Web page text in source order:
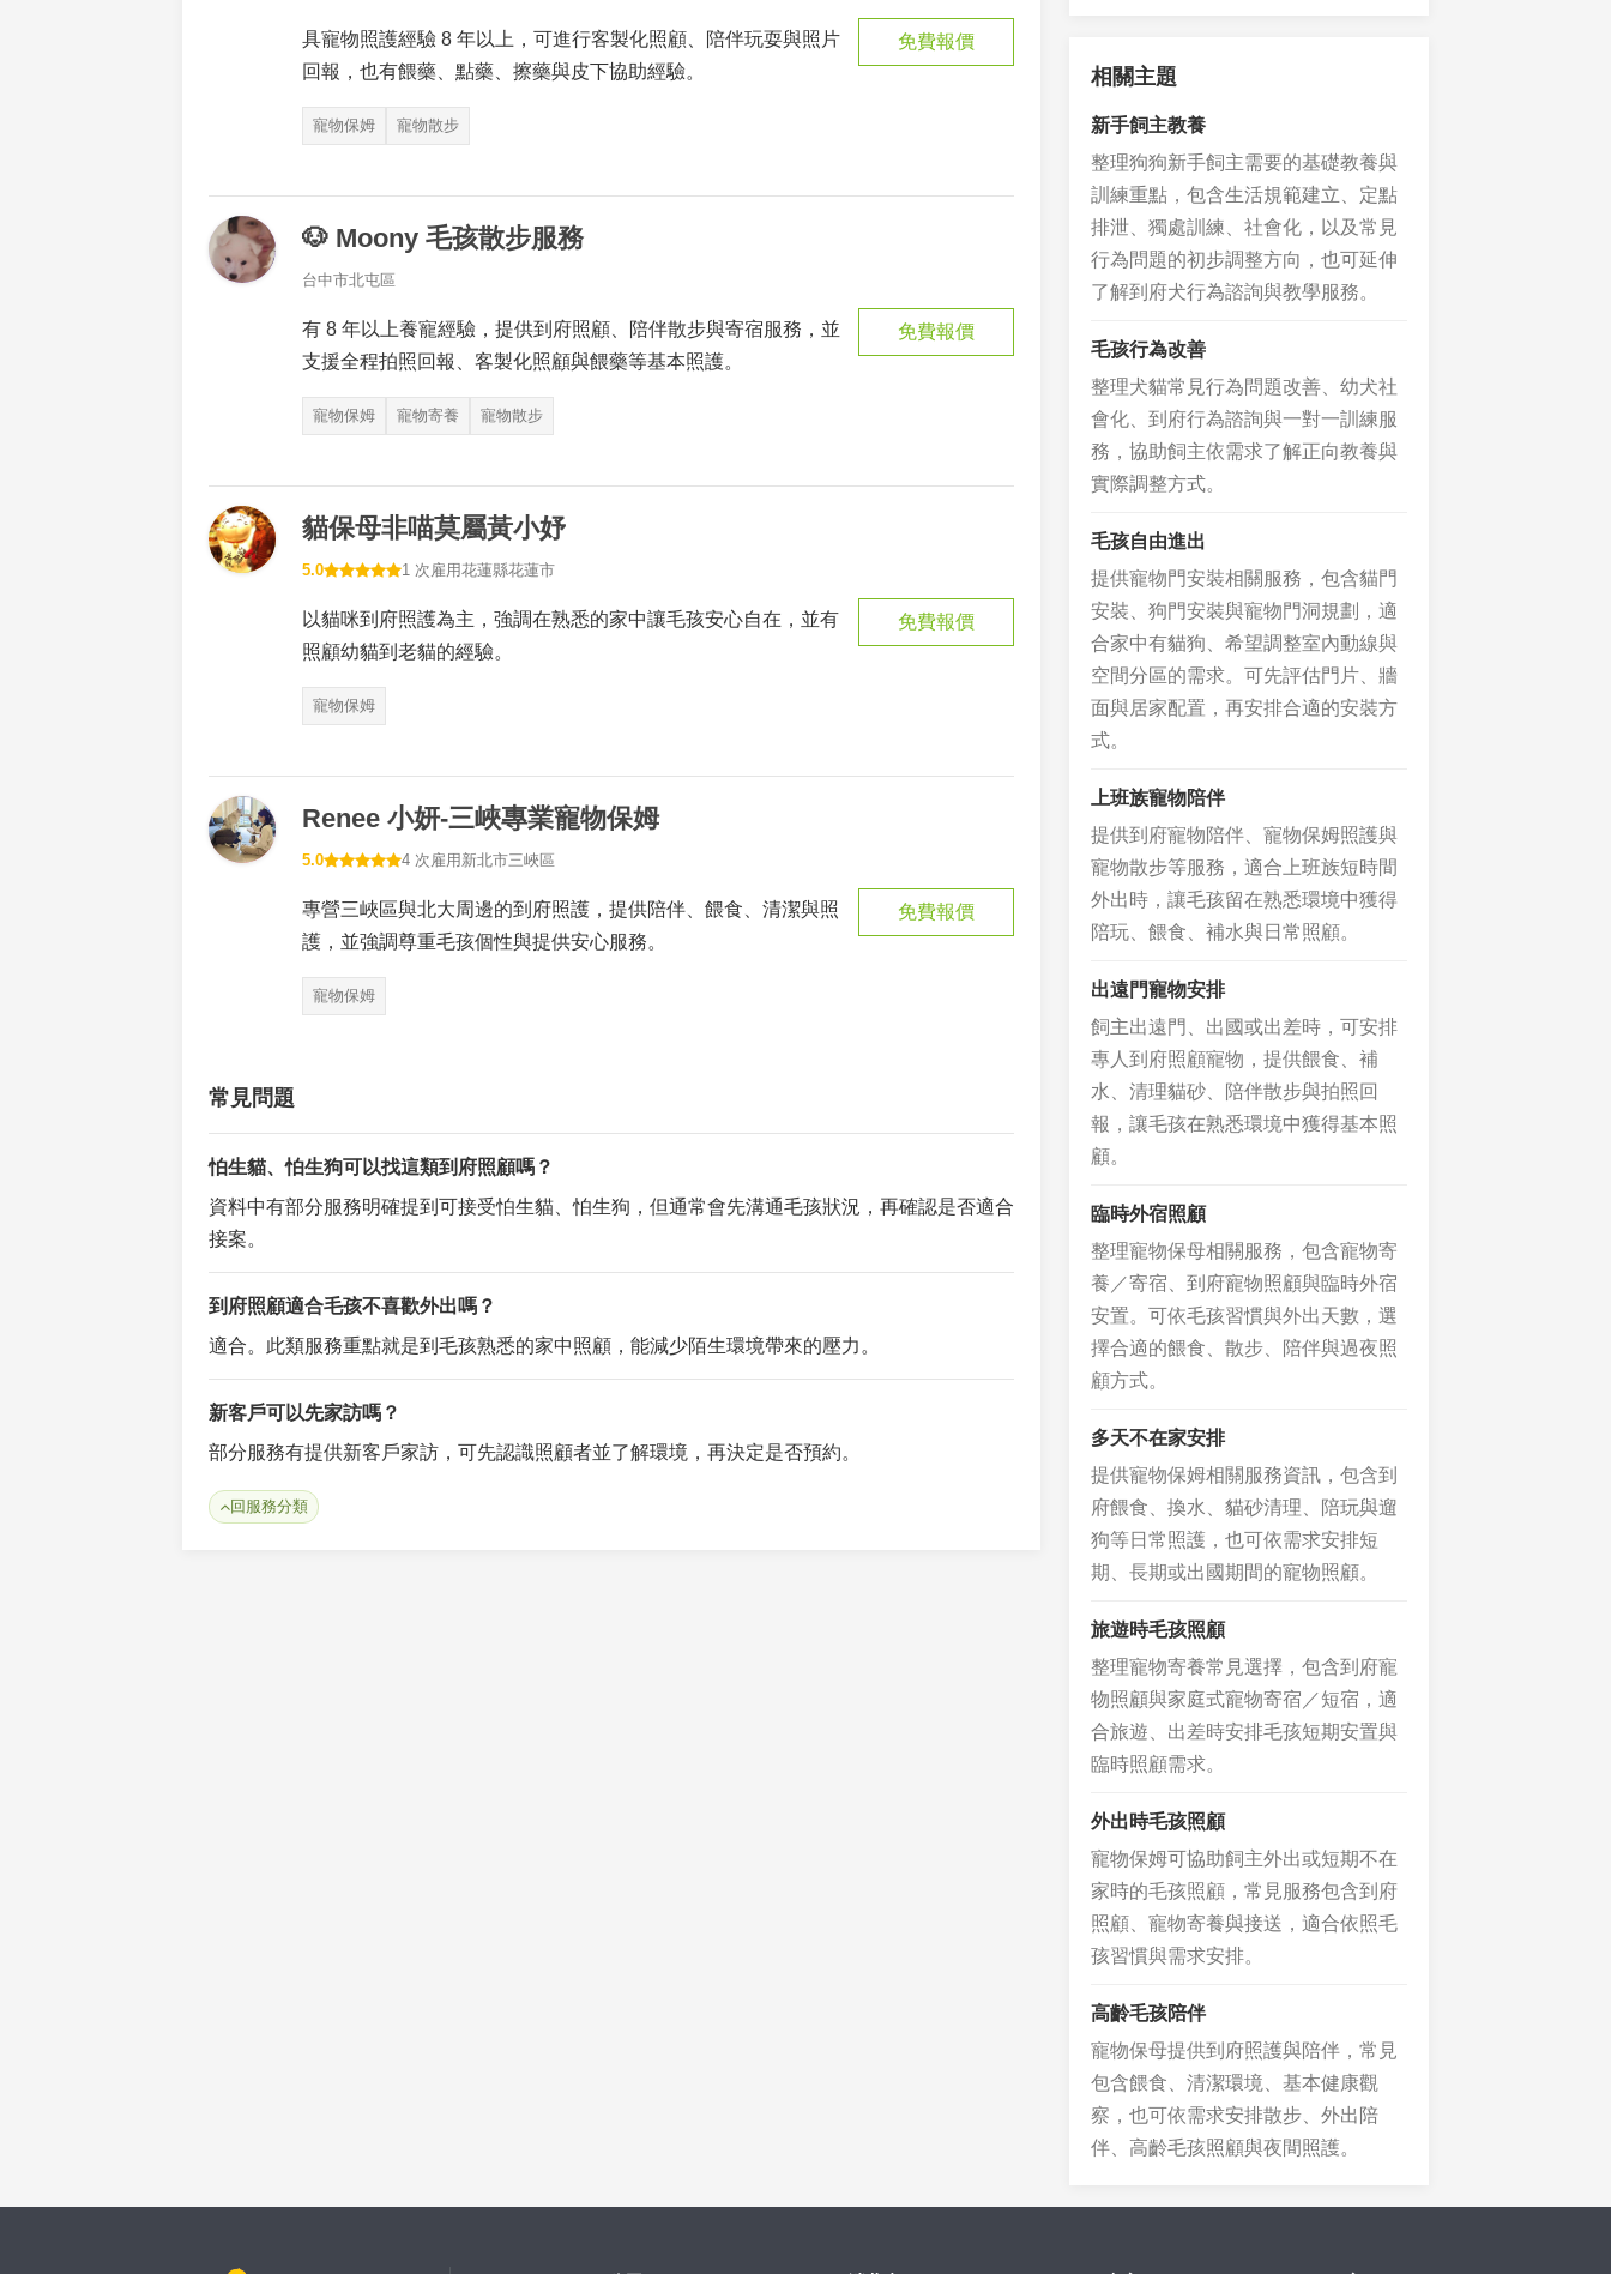
具寵物照護經驗 8 年以上，可進行客製化照顧、陪伴玩耍與照片
回報，也有餵藥、點藥、擦藥與皮下協助經驗。
寵物保姆 寵物散步
免費報價
🐶 Moony 毛孩散步服務
台中市北屯區
有 8 年以上養寵經驗，提供到府照顧、陪伴散步與寄宿服務，並
支援全程拍照回報、客製化照顧與餵藥等基本照護。
寵物保姆 寵物寄養 寵物散步
免費報價
貓保母非喵莫屬黃小妤
5.0 1 次雇用花蓮縣花蓮市
以貓咪到府照護為主，強調在熟悉的家中讓毛孩安心自在，並有
照顧幼貓到老貓的經驗。
寵物保姆
免費報價
Renee 小妍-三峽專業寵物保姆
5.0 4 次雇用 新北市三峽區
專營三峽區與北大周邊的到府照護，提供陪伴、餵食、清潔與照
護，並強調尊重毛孩個性與提供安心服務。
寵物保姆
免費報價
常見問題
怕生貓、怕生狗可以找這類到府照顧嗎？
資料中有部分服務明確提到可接受怕生貓、怕生狗，但通常會先溝通毛孩狀況，再確認是否適合
接案。
到府照顧適合毛孩不喜歡外出嗎？
適合。此類服務重點就是到毛孩熟悉的家中照顧，能減少陌生環境帶來的壓力。
新客戶可以先家訪嗎？
部分服務有提供新客戶家訪，可先認識照顧者並了解環境，再決定是否預約。
回服務分類
相關主題
新手飼主教養
整理狗狗新手飼主需要的基礎教養與
訓練重點，包含生活規範建立、定點
排泄、獨處訓練、社會化，以及常見
行為問題的初步調整方向，也可延伸
了解到府犬行為諮詢與教學服務。
毛孩行為改善
整理犬貓常見行為問題改善、幼犬社
會化、到府行為諮詢與一對一訓練服
務，協助飼主依需求了解正向教養與
實際調整方式。
毛孩自由進出
提供寵物門安裝相關服務，包含貓門
安裝、狗門安裝與寵物門洞規劃，適
合家中有貓狗、希望調整室內動線與
空間分區的需求。可先評估門片、牆
面與居家配置，再安排合適的安裝方
式。
上班族寵物陪伴
提供到府寵物陪伴、寵物保姆照護與
寵物散步等服務，適合上班族短時間
外出時，讓毛孩留在熟悉環境中獲得
陪玩、餵食、補水與日常照顧。
出遠門寵物安排
飼主出遠門、出國或出差時，可安排
專人到府照顧寵物，提供餵食、補
水、清理貓砂、陪伴散步與拍照回
報，讓毛孩在熟悉環境中獲得基本照
顧。
臨時外宿照顧
整理寵物保母相關服務，包含寵物寄
養／寄宿、到府寵物照顧與臨時外宿
安置。可依毛孩習慣與外出天數，選
擇合適的餵食、散步、陪伴與過夜照
顧方式。
多天不在家安排
提供寵物保姆相關服務資訊，包含到
府餵食、換水、貓砂清理、陪玩與遛
狗等日常照護，也可依需求安排短
期、長期或出國期間的寵物照顧。
旅遊時毛孩照顧
整理寵物寄養常見選擇，包含到府寵
物照顧與家庭式寵物寄宿／短宿，適
合旅遊、出差時安排毛孩短期安置與
臨時照顧需求。
外出時毛孩照顧
寵物保姆可協助飼主外出或短期不在
家時的毛孩照顧，常見服務包含到府
照顧、寵物寄養與接送，適合依照毛
孩習慣與需求安排。
高齡毛孩陪伴
寵物保母提供到府照護與陪伴，常見
包含餵食、清潔環境、基本健康觀
察，也可依需求安排散步、外出陪
伴、高齡毛孩照顧與夜間照護。